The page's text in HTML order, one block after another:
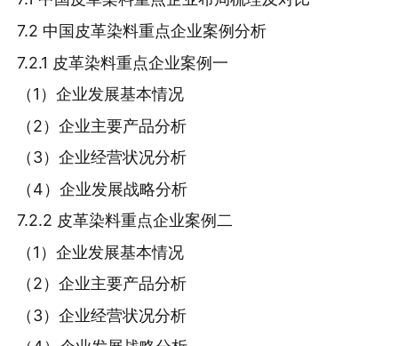
7.2 中国皮革染料重点企业案例分析
7.2.1 皮革染料重点企业案例一
（1）企业发展基本情况
（2）企业主要产品分析
（3）企业经营状况分析
（4）企业发展战略分析
7.2.2 皮革染料重点企业案例二
（1）企业发展基本情况
（2）企业主要产品分析
（3）企业经营状况分析